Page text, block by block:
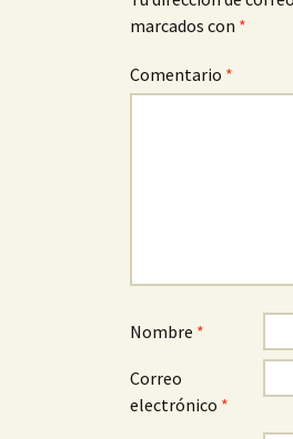
marcados con *
Comentario *
Nombre *
Correo
electrónico *